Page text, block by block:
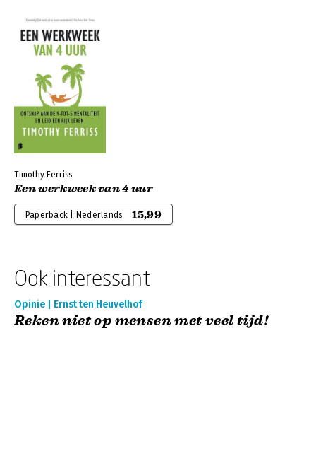
Timothy Ferriss
Een werkweek van 4 uur
Paperback | Nederlands 15,99
Ook interessant
Opinie | Ernst ten Heuvelhof
Reken niet op mensen met veel tijd!